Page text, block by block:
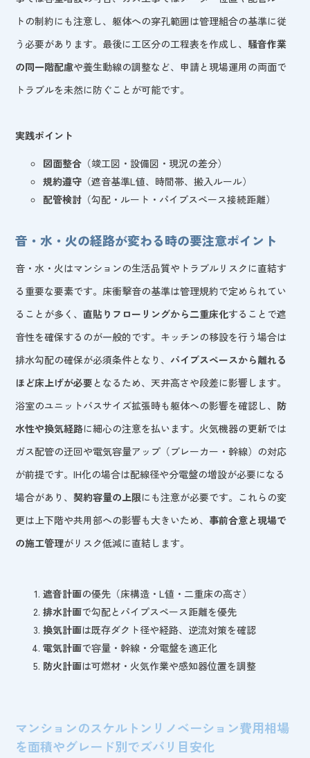
トの制約にも注意し、躯体への穿孔範囲は管理組合の基準に従
う必要があります。最後に工区分の工程表を作成し、 騒音作業
の同一階配慮や養生動線の調整など、申請と現場運用の両面で
トラブルを未然に防ぐことが可能です。
実践ポイント
図面整合 （竣工図・設備図・現況の差分）
規約遵守 （遮音基準L値、時間帯、搬入ルール）
配管検討 （勾配・ルート・パイプスペース接続距離）
音・水・火の経路が変わる時の要注意ポイント
音・水・火はマンションの生活品質やトラブルリスクに直結す
る重要な要素です。床衝撃音の基準は管理規約で定められてい
ることが多く、直貼りフローリングから二重床化することで遮
音性を確保するのが一般的です。キッチンの移設を行う場合は
排水勾配の確保が必須条件となり、 パイプスペースから離れる
ほど床上げが必要 となるため、天井高さや段差に影響します。
浴室のユニットバスサイズ拡張時も躯体への影響を確認し、 防
水性や換気経路に細心の注意を払います。火気機器の更新では
ガス配管の迂回や電気容量アップ（ブレーカー・幹線）の対応
が前提です。IH化の場合は配線径や分電盤の増設が必要になる
場合があり、契約容量の上限にも注意が必要です。これらの変
更は上下階や共用部への影響も大きいため、 事前合意と現場で
の施工管理がリスク低減に直結します。
遮音計画の優先（床構造・L値・二重床の高さ）
排水計画で勾配とパイプスペース距離を優先
換気計画は既存ダクト径や経路、逆流対策を確認
電気計画で容量・幹線・分電盤を適正化
防火計画は可燃材・火気作業や感知器位置を調整
マンションのスケルトンリノベーション費用相場
を面積やグレード別でズバリ目安化